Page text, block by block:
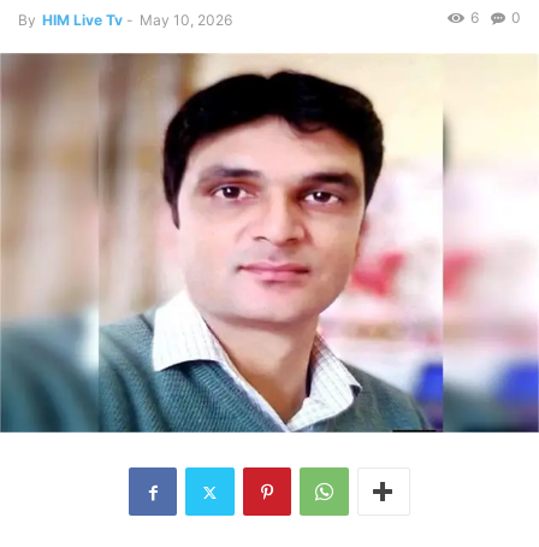
By HIM Live Tv - May 10, 2026 0
6